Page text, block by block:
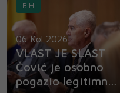
scene"
Tom
prvi
BIH
06 Kol 2026
VLAST JE SLAST
Čović je osobno
pogazio legitimno